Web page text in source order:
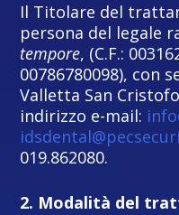
Il Titolare del
persona del legale
tempore, (C.F.:
00786780098), con
Valletta San
indirizzo e-mail:
019.862080.
2. Modalità del